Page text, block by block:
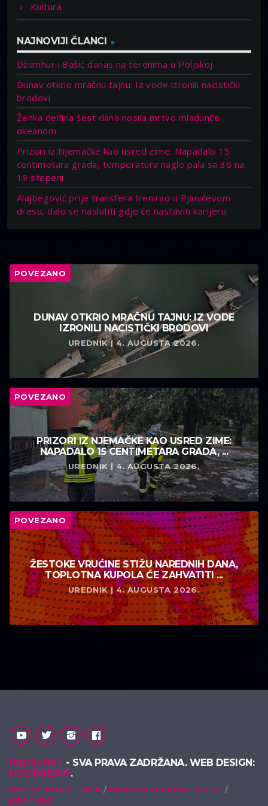
Kultura
NAJNOVIJI ČLANCI
Džumhur i Bašić danas na terenima u Poljskoj
Dunav otkrio mračnu tajnu: Iz vode izronili nacistički
brodovi
Ženka delfina šest dana nosila mrtvo mladunče
okeanom
Prizori iz Njemačke kao usred zime: Napadalo 15
centimetara grada, temperatura naglo pala sa 36 na
19 stepeni
Alajbegović prije transfera trenirao u Pjanićevom
dresu, dalo se naslutiti gdje će nastaviti karijeru
POVEZANO
DUNAV OTKRIO MRAČNU TAJNU: IZ VODE
IZRONILI NACISTIČKI BRODOVI
UREDNIK | 4. AUGUSTA 2026.
POVEZANO
PRIZORI IZ NJEMAČKE KAO USRED ZIME:
NAPADALO 15 CENTIMETARA GRADA, ...
UREDNIK | 4. AUGUSTA 2026.
POVEZANO
ŽESTOKE VRUĆINE STIŽU NAREDNIH DANA,
TOPLOTNA KUPOLA ĆE ZAHVATITI ...
UREDNIK | 4. AUGUSTA 2026.
RADIO BET - SVA PRAVA ZADRŽANA. WEB DESIGN:
HOSTMEDIO.
USLOVI KORIŠTENJA
PRAVILA O PRIVATNOSTI
KONTAKT